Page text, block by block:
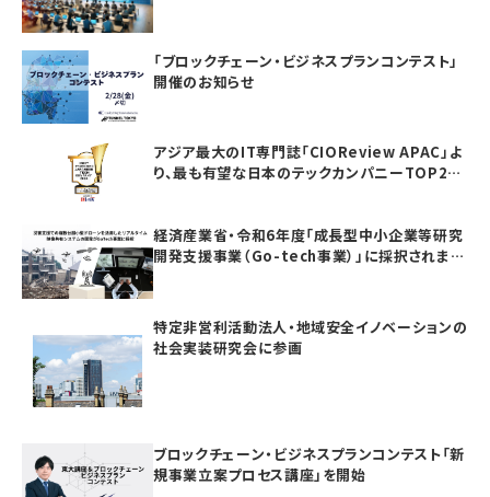
「ブロックチェーン・ビジネスプランコンテスト」
開催のお知らせ
アジア最大のIT専門誌「CIOReview APAC」よ
り、最も有望な日本のテックカンパニーTOP20
経済産業省・令和6年度「成長型中小企業等研究
開発支援事業（Go-tech事業）」に採択されまし
特定非営利活動法人・地域安全イノベーションの
社会実装研究会に参画
ブロックチェーン・ビジネスプランコンテスト「新
規事業立案プロセス講座」を開始